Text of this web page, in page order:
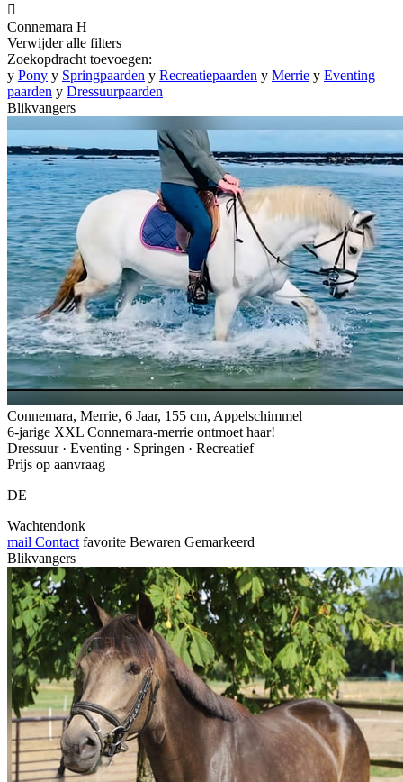

Connemara H
Verwijder alle filters
Zoekopdracht toevoegen:
y Pony y Springpaarden y Recreatiepaarden y Merrie y Eventing
paarden y Dressuurpaarden
Blikvangers
Connemara, Merrie, 6 Jaar, 155 cm, Appelschimmel
6-jarige XXL Connemara-merrie ontmoet haar!
Dressuur · Eventing · Springen · Recreatief
Prijs op aanvraag
DE
Wachtendonk
mail Contact favorite Bewaren Gemarkeerd
Blikvangers